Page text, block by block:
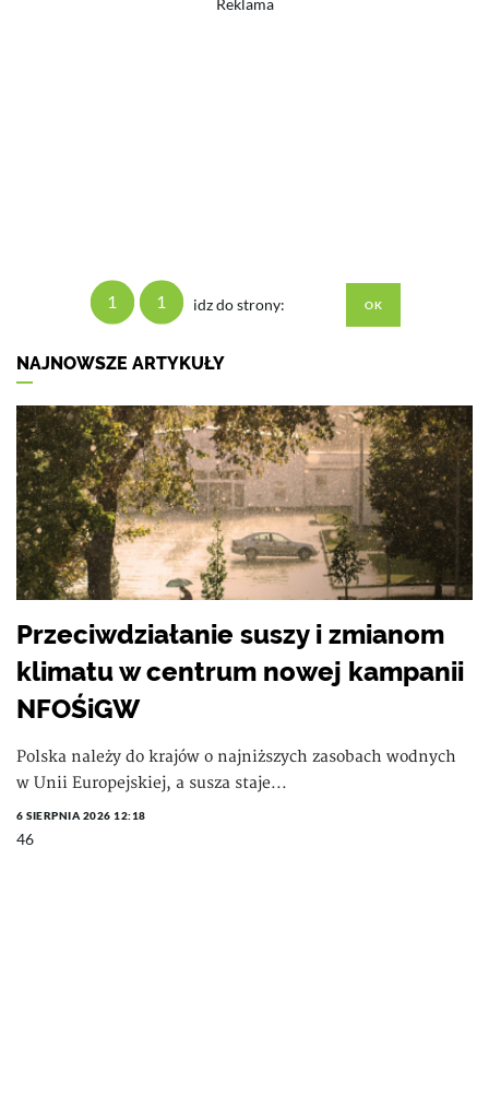
Reklama
1 1 idz do strony:
NAJNOWSZE ARTYKUŁY
Przeciwdziałanie suszy i zmianom
klimatu w centrum nowej kampanii
NFOŚiGW
Polska należy do krajów o najniższych zasobach wodnych
w Unii Europejskiej, a susza staje...
6 SIERPNIA 2026 12:18
46